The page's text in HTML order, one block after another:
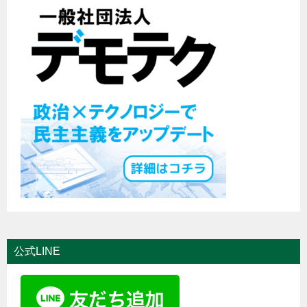
公式LINE